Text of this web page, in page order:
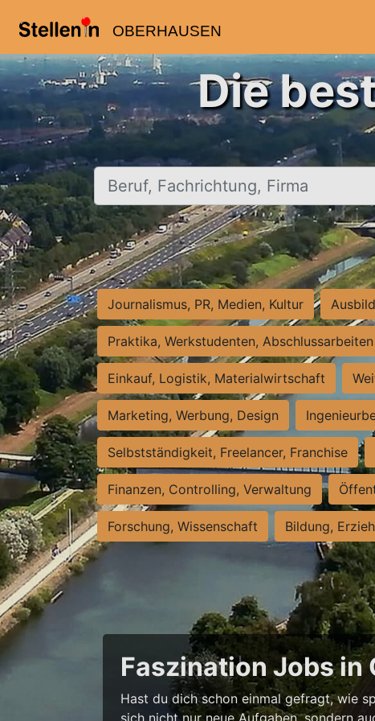
OBERHAUSEN
Die
Beruf, Fachrichtung, Firma
Journalismus, PR, Medien, Kultur
Praktika, Werkstudenten, Abschlussarbeiten
Einkauf, Logistik, Materialwirtschaft
Marketing, Werbung, Design
Selbstständigkeit, Freelancer, Franchise
Finanzen, Controlling, Verwaltung
Forschung, Wissenschaft Bildung,
Faszination Jobs in
Hast du dich schon einmal gefragt, wie